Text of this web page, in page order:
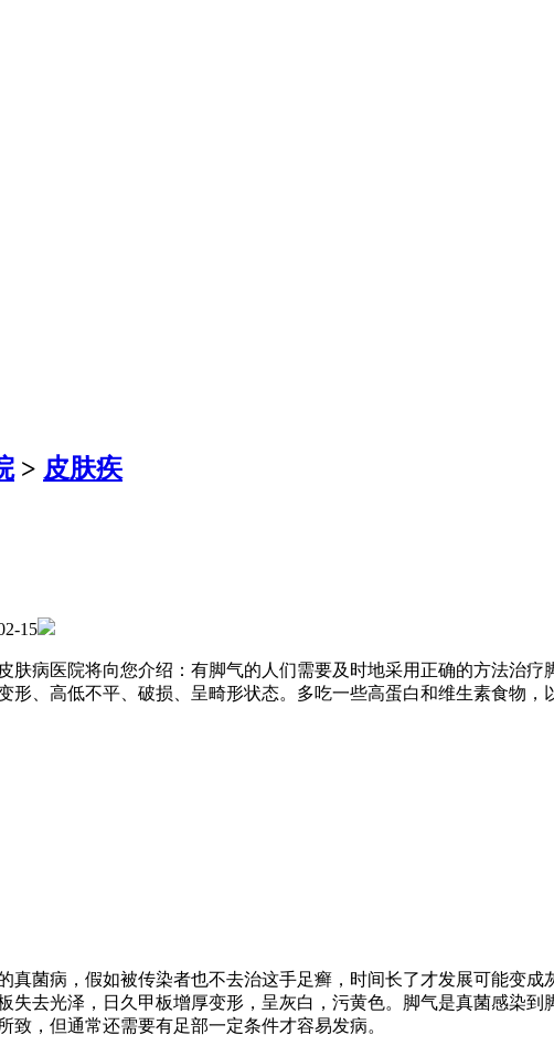
> 皮肤疾
15
医院将向您介绍：有脚气的人们需要及时地采用正确的方法治疗
形、高低不平、破损、呈畸形状态。多吃一些高蛋白和维生素食物
菌病，假如被传染者也不去治这手足癣，时间长了才发展可能变成
失去光泽，日久甲板增厚变形，呈灰白，污黄色。脚气是真菌感染
，但通常还需要有足部一定条件才容易发病。